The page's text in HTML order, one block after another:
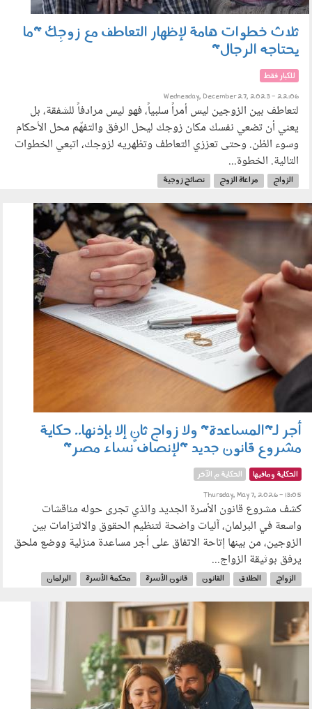
ثلاث خطوات هامة لإظهار التعاطف مع زوجِك "ما
يحتاجه الرجال"
للكبار فقط
Wednesday, December 27, 2023 - 22:06
لتعاطف بين الزوجين ليس أمراً سلبياً، فهو ليس مرادفاً للشفقة، بل
يعني أن تضعي نفسك مكان زوجك ليحل الرفق والتفهّم محل الأحكام
وسوء الظن. وحتى تعززي التعاطف وتظهريه لزوجك، اتبعي الخطوات
التالية. الخطوة...
الزواج مراعاة الزوج نصائح زوجية
070503.jpg
أجر لـ"المساعدة" ولا زواج ثانٍ إلا بإذنها.. حكاية
مشروع قانون جديد "لإنصاف نساء مصر"
الحكاية ومافيها الحكاية م الآخر
Thursday, May 7, 2026 - 13:05
كشف مشروع قانون الأسرة الجديد والذي تجرى حوله مناقشات
واسعة في البرلمان، آليات واضحة لتنظيم الحقوق والالتزامات بين
الزوجين، من بينها إتاحة الاتفاق على أجر مساعدة منزلية ووضع ملحق
يرفق بوثيقة الزواج...
الزواج الطلاق القانون قانون الأسرة محكمة الأسرة البرلمان
301202.jpg